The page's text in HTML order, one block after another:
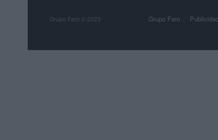
Grupo Faro Publicidad
Grupo Faro © 2023